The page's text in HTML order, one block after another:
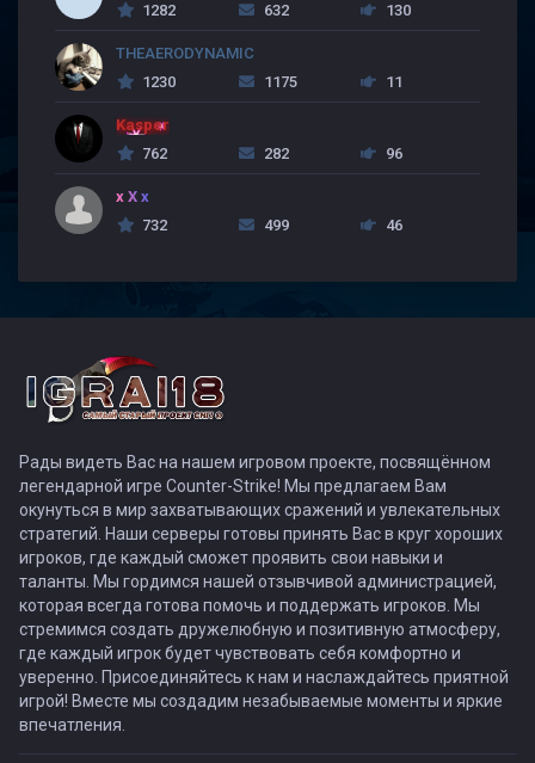
1282
632 130
THEAERODYNAMIC
1230
1175 11
Kasper
762
282 96
x X x
732
499 46
Рады видеть Вас на нашем игровом проекте, посвящённом
легендарной игре Counter-Strike! Мы предлагаем Вам
окунуться в мир захватывающих сражений и увлекательных
стратегий. Наши серверы готовы принять Вас в круг хороших
игроков, где каждый сможет проявить свои навыки и
таланты. Мы гордимся нашей отзывчивой администрацией,
которая всегда готова помочь и поддержать игроков. Мы
стремимся создать дружелюбную и позитивную атмосферу,
где каждый игрок будет чувствовать себя комфортно и
уверенно. Присоединяйтесь к нам и наслаждайтесь приятной
игрой! Вместе мы создадим незабываемые моменты и яркие
впечатления.